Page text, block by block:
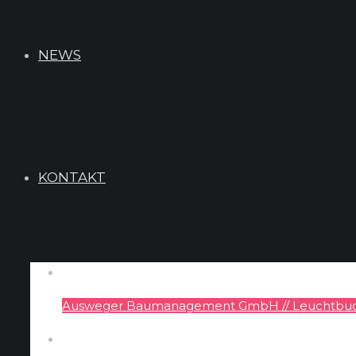
NEWS
KONTAKT
Ausweger Baumanagement GmbH //